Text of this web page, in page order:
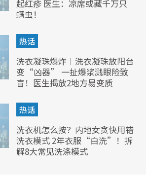
起红疹 医生：凉席或藏千万只
螨虫！
热话
洗衣凝珠爆炸︱洗衣凝珠放阳台
变“凶器” 一扯爆浆溅眼险致
盲！医生揭放2地方易变质
热话
洗衣机怎么按？内地女贪快用错
洗衣模式 2年衣服“白洗”！拆
解8大常见洗涤模式